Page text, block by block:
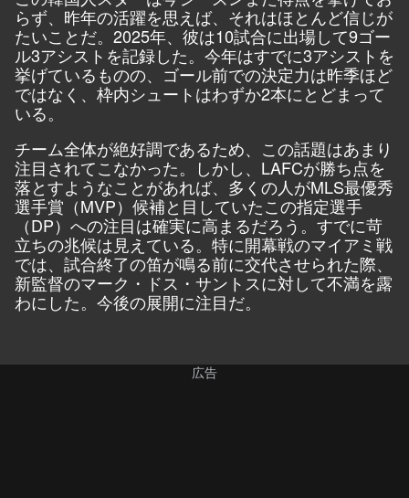
らず、昨年の活躍を思えば、それはほとんど信じが
たいことだ。2025年、彼は10試合に出場して9ゴー
ル3アシストを記録した。今年はすでに3アシストを
挙げているものの、ゴール前での決定力は昨季ほど
ではなく、枠内シュートはわずか2本にとどまって
いる。
チーム全体が絶好調であるため、この話題はあまり
注目されてこなかった。しかし、LAFCが勝ち点を
落とすようなことがあれば、多くの人がMLS最優秀
選手賞（MVP）候補と目していたこの指定選手
（DP）への注目は確実に高まるだろう。すでに苛
立ちの兆候は見えている。特に開幕戦のマイアミ戦
では、試合終了の笛が鳴る前に交代させられた際、
新監督のマーク・ドス・サントスに対して不満を露
わにした。今後の展開に注目だ。